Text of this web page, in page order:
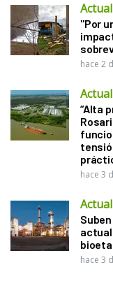
"Por
hace 2
“Alta
hace 3
hace 3